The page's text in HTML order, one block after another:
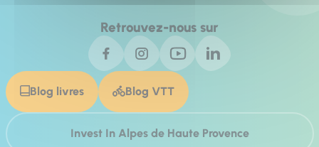
Retrouvez-nous sur
Blog livres Blog VTT
Invest In Alpes de Haute Provence